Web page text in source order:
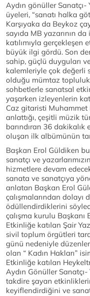
Aydın gönüller
üyeleri, “sanatı halka
Karşıyaka da Beykoz
sayıda MB yazarının
katılımıyla
büyük ilgi gördü. Son
sahip, güçlü duyguları
kalemleriyle çok değerli
olduğu mümtaz
sohbetlerle sanatsal
yaşarken izleyenlerin
Caz gitaristi Muhammet
anlattığı, çeşitli müzik
barındıran 36
oluşan ilk albümünün
Başkan Erol Güldiken
sanatçı ve
hizmetlere devam
sanata ve sanatçıya
anlatan Başkan Erol
çalışmalarından dolayı
ödüllendirdiklerini
çalışma kurulu Başkanı
Etkinliğe katılan Şair
sivil toplum örgütleri
günü nedeniyle
olan “ Kadın Hakları”
Etkinliğe katılan
Aydın Gönüller
takdire şayan
keyiflendirdiğini ve